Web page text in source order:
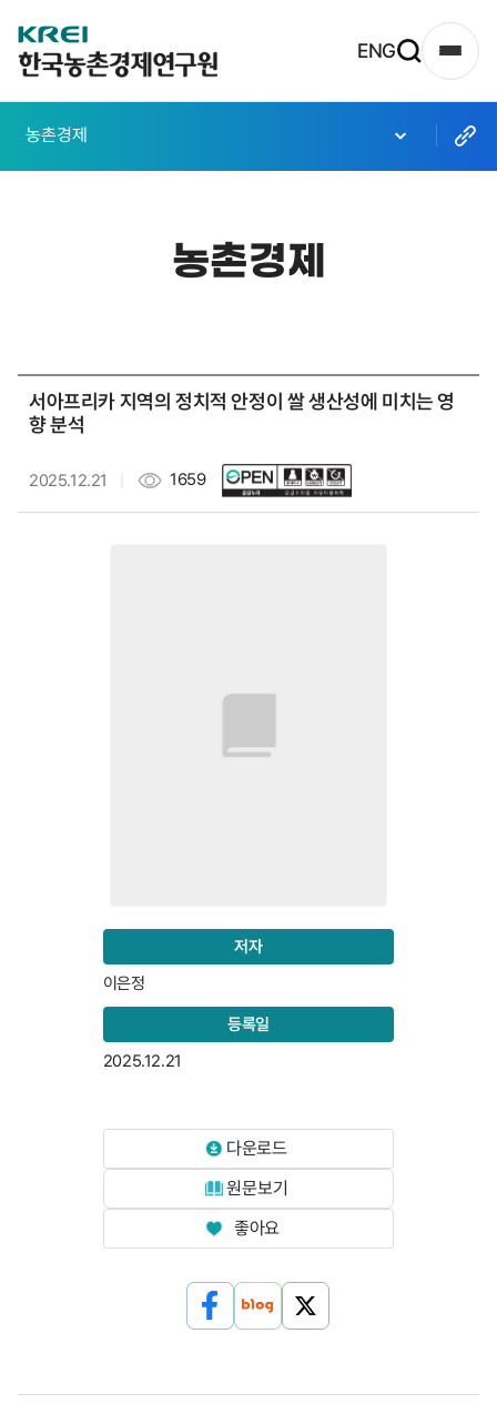
한
국
촌
로
고
ENG
트
맵
농촌경제
농촌경제
서아프리카 지역의 정치적 안정이 쌀 생산성에 미치는 영
향 분석
2025.12.21 1659
저자
이은정
등록일
2025.12.21
다운로드
원문보기
좋아요